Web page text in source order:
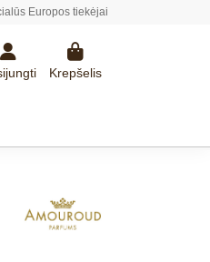
Europos tiekėjai
Krepšelis